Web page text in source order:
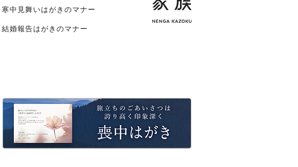
寒中見舞いはがきのマナー
結婚報告はがきのマナー